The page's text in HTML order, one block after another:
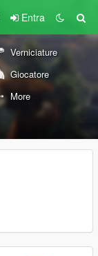
Entra
Verniciature
Giocatore
More